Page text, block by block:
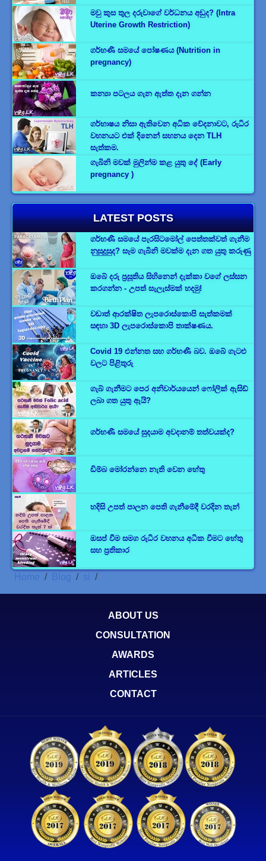
මවු කුස තුල දරුවාගේ වර්ධනය අඩුද? (Intra
Uterine Growth Restriction)
ගර්භණී සමයේ පෝෂණය (Nutrition in
pregnancy)
කන්‍යා පටලය ගැන ඇත්ත දැන ගන්න
ගර්භාෂය නිසා ඇතිවෙන අධික වේදනාවට, රුධිර
වහනයට එක් දිනෙන් සහනය දෙන TLH
සැත්කම.
ගැබිනි මවක් මුලින්ම කළ යුතු දේ (Early
pregnancy )
LATEST POSTS
ගර්භණී සමයේ පැරසිටමෝල් පෙත්තක්වත් ගැනීම
නුසුදුසුද? සෑම ගැබිනි මවක්ම දැන ගත යුතු කරුණු
ඔබේ දරු ප්‍රසූතිය සිහිනෙන් දැක්කා වගේ ලස්සන
කරගන්න - උපත් සැලැස්මක් හදමු!
වඩාත් ආරක්ෂිත ලැපරොස්කොපි සැත්කමක්
සඳහා 3D ලැපරොස්කොපි තාක්ෂණය.
Covid 19 එන්නත සහ ගර්භණී බව. ඔබේ ගැටළු
වලට පිළිතුරු
ගැබ් ගැනීමට පෙර අනිවාර්යයෙන් ෆෝලික් ඇසිඩ්
ලබා ගත යුතු ඇයි?
ගර්භණී සමයේ සුදයාම අවදානම් තත්වයක්ද?
ඩිම්බ මෝරන්නෙ නැති වෙන හේතු
හදිසි උපත් පාලන පෙති ගැනීමේදී වරදින තැන්
ඔසප් වීම සමග රුධිර වහනය අධික වීමට හේතු
සහ ප්‍රතිකාර
Home Blog si
ABOUT US
CONSULTATION
AWARDS
ARTICLES
CONTACT